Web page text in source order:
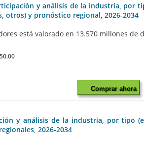
y análisis de la industria,
otros) y pronóstico regional, 2026-2034
está valorado en 13.570 millones de
Comprar ahora
y análisis de la industria, por
2026-2034